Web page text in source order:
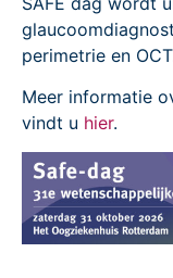
perimetrie en
Meer informatie
vindt u hier.